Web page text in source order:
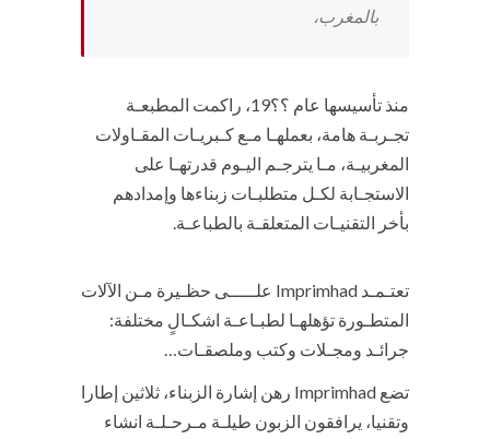
بالمغرب،
منذ تأسيسها عام ؟؟19، راكمت المطبعـة
تجـربـة هامة، بعملهـا مـع كـبريـات المقـاولات
المغربيـة، مـا يترجـم اليـوم قدرتهـا على
الاستجـابة لكـل متطلبـات زبناءها وإمدادهم
بأخر التقنيـات المتعلقـة بالطباعـة.
تعتـمـد Imprimhad علـــــى حظـيرة مـن الآلات
المتطـورة تؤهلهـا لطبـاعـة اشكـالٍ مختلفة:
جرائـد ومجـلات وكتب وملصقـات…
تضع Imprimhad رهن إشارة الزبناء، ثلاثين إطارا
وتقنيا، يرافقون الزبون طيلـة مـرحـلـة انشاء